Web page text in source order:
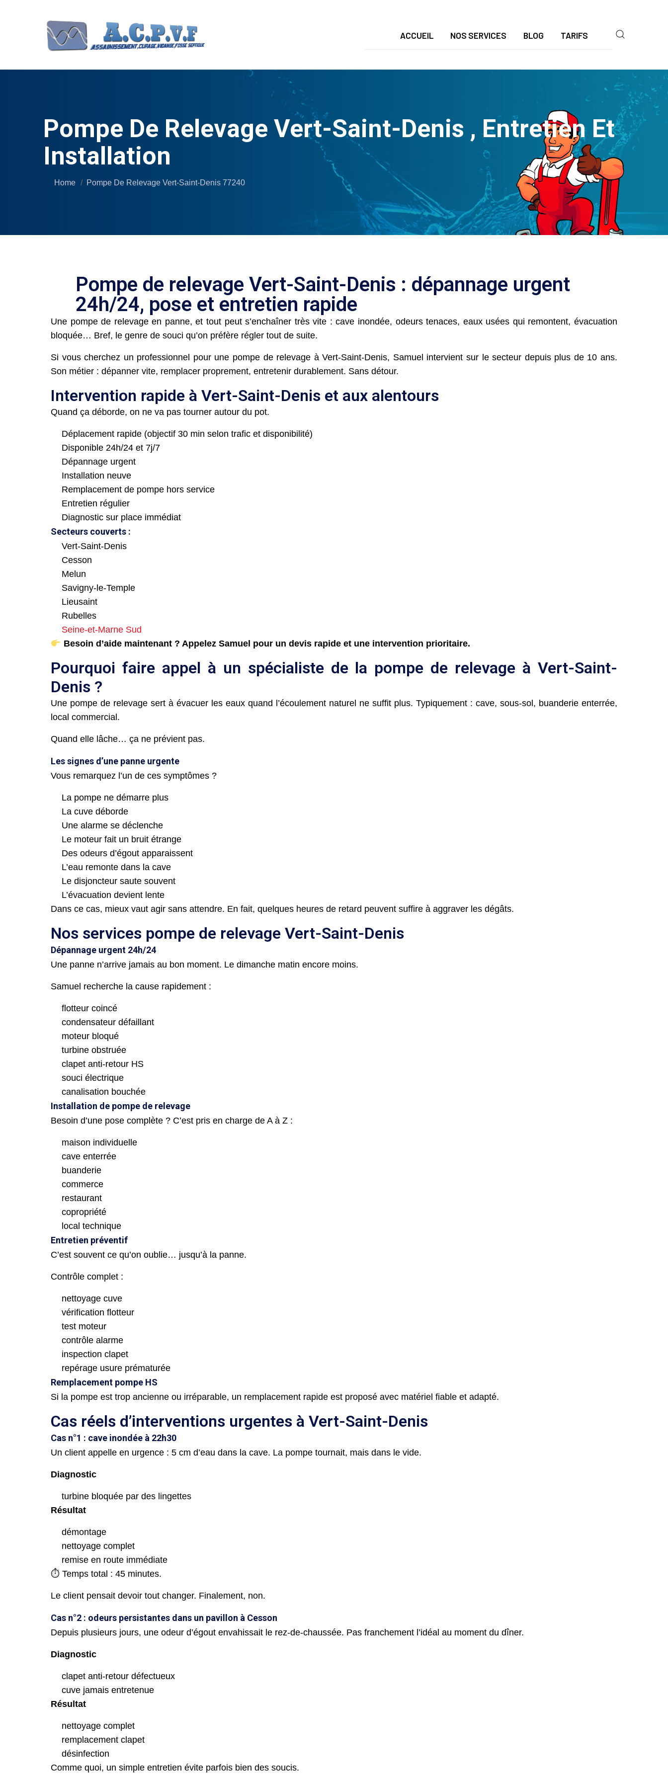
ACCUEIL NOS SERVICES BLOG TARIFS
Pompe De Relevage Vert-Saint-Denis , Entretien Et
Installation
Home Pompe De Relevage Vert-Saint-Denis 77240
Pompe de relevage Vert-Saint-Denis : dépannage urgent
24h/24, pose et entretien rapide
Une pompe de relevage en panne, et tout peut s’enchaîner très vite : cave inondée, odeurs tenaces, eaux usées qui remontent, évacuation
bloquée… Bref, le genre de souci qu’on préfère régler tout de suite.
Si vous cherchez un professionnel pour une pompe de relevage à Vert-Saint-Denis, Samuel intervient sur le secteur depuis plus de 10 ans.
Son métier : dépanner vite, remplacer proprement, entretenir durablement. Sans détour.
Intervention rapide à Vert-Saint-Denis et aux alentours
Quand ça déborde, on ne va pas tourner autour du pot.
Déplacement rapide (objectif 30 min selon trafic et disponibilité)
Disponible 24h/24 et 7j/7
Dépannage urgent
Installation neuve
Remplacement de pompe hors service
Entretien régulier
Diagnostic sur place immédiat
Secteurs couverts :
Vert-Saint-Denis
Cesson
Melun
Savigny-le-Temple
Lieusaint
Rubelles
Seine-et-Marne Sud
Besoin d’aide maintenant ? Appelez Samuel pour un devis rapide et une intervention prioritaire.
Pourquoi faire appel à un spécialiste de la pompe de relevage à Vert-Saint-
Denis ?
Une pompe de relevage sert à évacuer les eaux quand l’écoulement naturel ne suffit plus. Typiquement : cave, sous-sol, buanderie enterrée,
local commercial.
Quand elle lâche… ça ne prévient pas.
Les signes d’une panne urgente
Vous remarquez l’un de ces symptômes ?
La pompe ne démarre plus
La cuve déborde
Une alarme se déclenche
Le moteur fait un bruit étrange
Des odeurs d’égout apparaissent
L’eau remonte dans la cave
Le disjoncteur saute souvent
L’évacuation devient lente
Dans ce cas, mieux vaut agir sans attendre. En fait, quelques heures de retard peuvent suffire à aggraver les dégâts.
Nos services pompe de relevage Vert-Saint-Denis
Dépannage urgent 24h/24
Une panne n’arrive jamais au bon moment. Le dimanche matin encore moins.
Samuel recherche la cause rapidement :
flotteur coincé
condensateur défaillant
moteur bloqué
turbine obstruée
clapet anti-retour HS
souci électrique
canalisation bouchée
Installation de pompe de relevage
Besoin d’une pose complète ? C’est pris en charge de A à Z :
maison individuelle
cave enterrée
buanderie
commerce
restaurant
copropriété
local technique
Entretien préventif
C’est souvent ce qu’on oublie… jusqu’à la panne.
Contrôle complet :
nettoyage cuve
vérification flotteur
test moteur
contrôle alarme
inspection clapet
repérage usure prématurée
Remplacement pompe HS
Si la pompe est trop ancienne ou irréparable, un remplacement rapide est proposé avec matériel fiable et adapté.
Cas réels d’interventions urgentes à Vert-Saint-Denis
Cas n°1 : cave inondée à 22h30
Un client appelle en urgence : 5 cm d’eau dans la cave. La pompe tournait, mais dans le vide.
Diagnostic
turbine bloquée par des lingettes
Résultat
démontage
nettoyage complet
remise en route immédiate
⏱ Temps total : 45 minutes.
Le client pensait devoir tout changer. Finalement, non.
Cas n°2 : odeurs persistantes dans un pavillon à Cesson
Depuis plusieurs jours, une odeur d’égout envahissait le rez-de-chaussée. Pas franchement l’idéal au moment du dîner.
Diagnostic
clapet anti-retour défectueux
cuve jamais entretenue
Résultat
nettoyage complet
remplacement clapet
désinfection
Comme quoi, un simple entretien évite parfois bien des soucis.